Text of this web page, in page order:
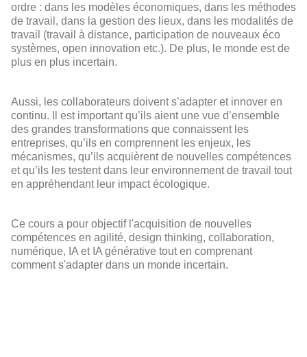
ordre : dans les modèles économiques, dans les méthodes
de travail, dans la gestion des lieux, dans les modalités de
travail (travail à distance, participation de nouveaux éco
systèmes, open innovation etc.). De plus, le monde est de
plus en plus incertain.
Aussi, les collaborateurs doivent s’adapter et innover en
continu. Il est important qu’ils aient une vue d’ensemble
des grandes transformations que connaissent les
entreprises, qu’ils en comprennent les enjeux, les
mécanismes, qu’ils acquièrent de nouvelles compétences
et qu’ils les testent dans leur environnement de travail tout
en appréhendant leur impact écologique.
Ce cours a pour objectif l'acquisition de nouvelles
compétences en agilité, design thinking, collaboration,
numérique, IA et IA générative tout en comprenant
comment s'adapter dans un monde incertain.